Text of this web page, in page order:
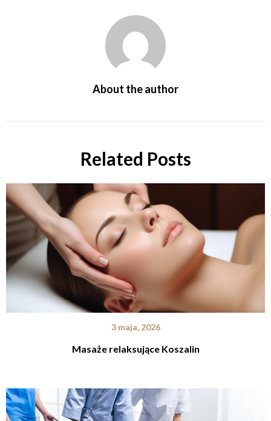
About the author
Related Posts
3 maja, 2026
Masaże relaksujące Koszalin